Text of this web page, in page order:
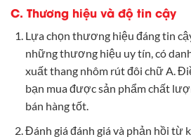
C. Thương hiệu và độ tin cậy
Lựa chọn thương hiệu đáng tin
những thương hiệu uy tín, có
xuất thang nhôm rút đôi chữ A.
bạn mua được sản phẩm chất
bán hàng tốt.
Đánh giá đánh giá và phản hồi từ